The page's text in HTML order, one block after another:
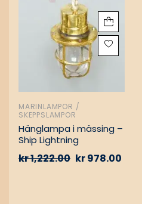
MARINLAMPOR /
SKEPPSLAMPOR
Hänglampa i mässing –
Ship Lightning
kr1,222.00 kr978.00